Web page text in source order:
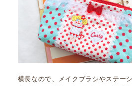
横長なので、メイクブラシやステー